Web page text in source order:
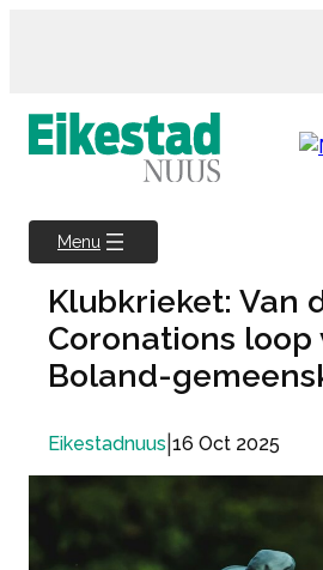
Menu
Klubkrieket: Van
Coronations loop
Boland-
Eikestadnuus 16 Oct 2025